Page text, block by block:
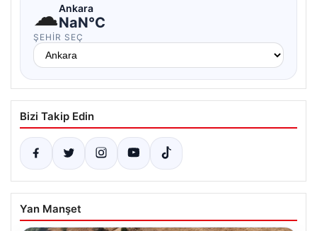
☁Ankara
NaN°C
ŞEHIR SEÇ
Bizi Takip Edin
Yan Manşet